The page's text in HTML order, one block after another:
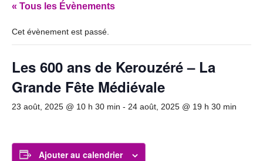
« Tous les Évènements
Cet évènement est passé.
Les 600 ans de Kerouzéré – La
Grande Fête Médiévale
23 août, 2025 @ 10 h 30 min - 24 août, 2025 @ 19 h 30 min
Ajouter au calendrier